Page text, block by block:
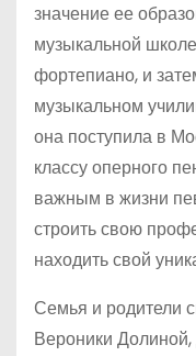
значение ее
музыкальной
фортепиано, и
музыкальном
она поступила в
классу оперного
важным в жизни
строить свою
находить свой
Семья и родители
Вероники